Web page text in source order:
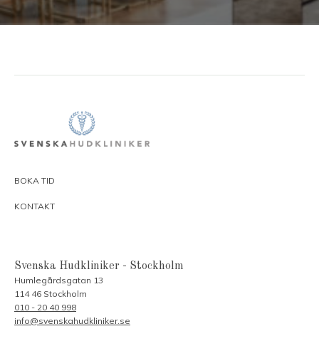
BOKA TID
KONTAKT
Svenska Hudkliniker - Stockholm
Humlegårdsgatan 13
114 46 Stockholm
010 - 20 40 998
info@svenskahudkliniker.se